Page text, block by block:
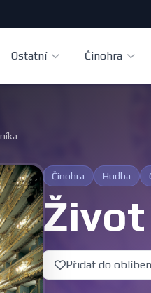
Ostatní Činohra
Činohra Hudba
Přidat do